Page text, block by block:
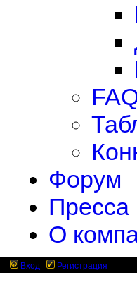
Форум
Пресса
О
Вход Регистрация